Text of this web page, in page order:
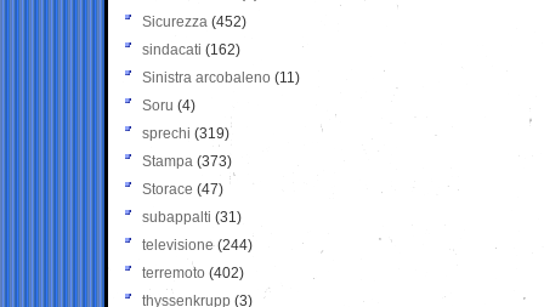
Sicurezza (452)
sindacati (162)
Sinistra arcobaleno (11)
Soru (4)
sprechi (319)
Stampa (373)
Storace (47)
subappalti (31)
televisione(244)
terremoto (402)
thyssenkrupp (3)